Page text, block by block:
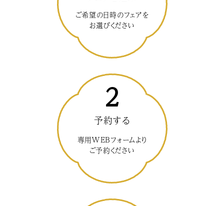
ご希望の日時のフェアを
お選びください
2
予約する
専用WEBフォームより
ご予約ください